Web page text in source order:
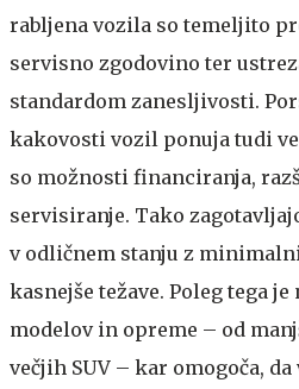
rabljena vozila so temeljito
servisno zgodovino ter
standardom zanesljivosti.
kakovosti vozil ponuja tudi
so možnosti financiranja,
servisiranje. Tako
v odličnem stanju z
kasnejše težave. Poleg tega
modelov in opreme – od
večjih SUV – kar omogoča,